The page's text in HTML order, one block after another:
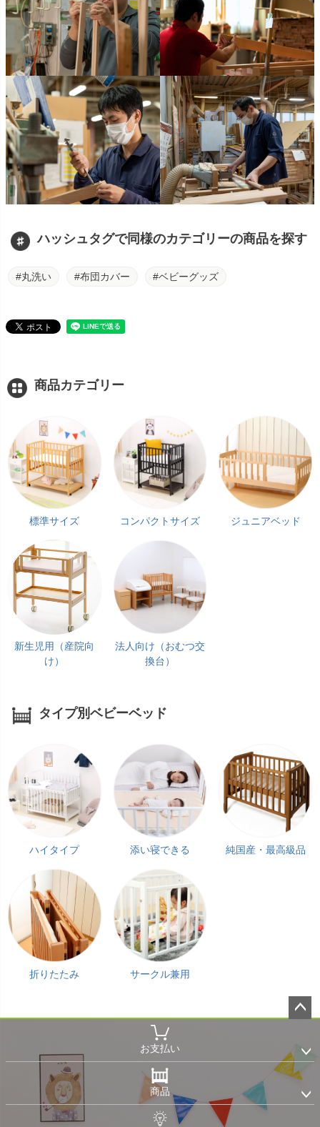
ハッシュタグで同様のカテゴリーの商品を探す
#丸洗い #布団カバー #ベビーグッズ
商品カテゴリー
標準サイズ コンパクトサイズ ジュニアベッド
新生児用（産院向
け）
法人向け（おむつ交
換台）
タイプ別ベビーベッド
ハイタイプ 添い寝できる 純国産・最高級品
折りたたみ サークル兼用
ップ
へ
お支払い
商品